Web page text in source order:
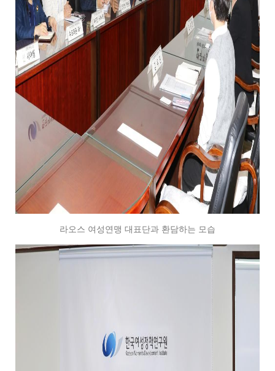
라오스 여성연맹 대표단과 환담하는 모습